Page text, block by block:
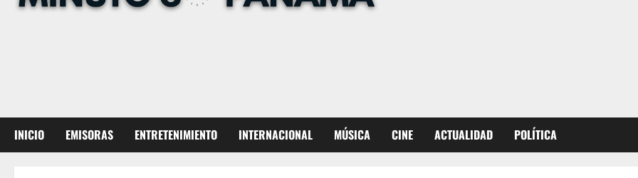
INICIO EMISORAS ENTRETENIMIENTO INTERNACIONAL MÚSICA CINE ACTUALIDAD POLÍTICA